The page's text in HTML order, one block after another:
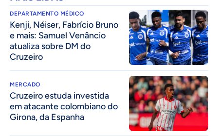
DEPARTAMENTO MÉDICO
Kenji, Néiser, Fabrício Bruno
e mais: Samuel Venâncio
atualiza sobre DM do
Cruzeiro
MERCADO
Cruzeiro estuda investida
em atacante colombiano do
Girona, da Espanha